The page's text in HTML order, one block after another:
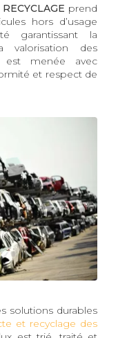
prend
hors d’usage
garantissant la
valorisation des
est menée avec
et respect de
solutions durables
et recyclage des